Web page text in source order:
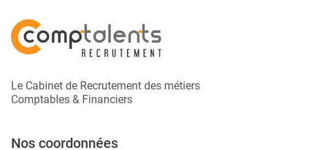
Le Cabinet de Recrutement des métiers
Comptables & Financiers
Nos coordonnées